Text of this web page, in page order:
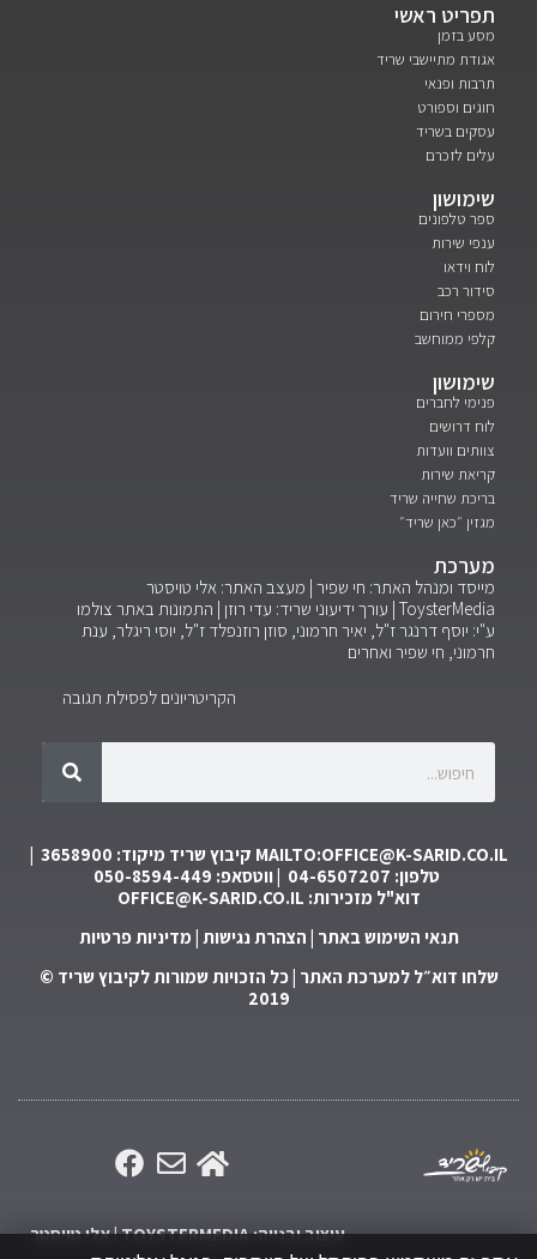
תפריט ראשי
מסע בזמן
אגודת מתיישבי שריד
תרבות ופנאי
חוגים וספורט
עסקים בשריד
עלים לזכרם
שימושון
ספר טלפונים
ענפי שירות
לוח וידאו
סידור רכב
מספרי חירום
קלפי ממוחשב
שימושון
פנימי לחברים
לוח דרושים
צוותים וועדות
קריאת שירות
בריכת שחייה שריד
מגזין ״כאן שריד״
מערכת
מייסד ומנהל האתר: חי שפיר | מעצב האתר: אלי טויסטר
ToysterMedia | עורך ידיעוני שריד: עדי רוזן | התמונות באתר צולמו
ע"י: יוסף דרנגר ז"ל, יאיר חרמוני, סוזן רוזנפלד ז"ל, יוסי ריגלר, ענת
חרמוני, חי שפיר ואחרים
הקריטריונים לפסילת תגובה
MAILTO:OFFICE@K-SARID.CO.IL
טלפון: 04-6507207 | ווטסאפ: 050-8594-449
דוא"ל מזכירות: OFFICE@K-SARID.CO.IL
תנאי השימוש באתר הצהרת נגישות מדיניות פרטיות
שלחו דוא״ל למערכת האתר | כל הזכויות שמורות לקיבוץ שריד ©
2019
עיצוב ובנייה: TOYSTERMEDIA | אלי טויסטר